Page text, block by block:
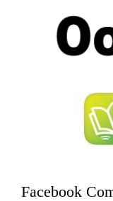
Facebook